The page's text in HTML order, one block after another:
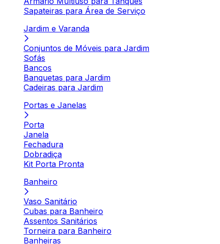
Sapateiras para Área de Serviço
Jardim e Varanda
Conjuntos de Móveis para Jardim
Sofás
Bancos
Banquetas para Jardim
Cadeiras para Jardim
Portas e Janelas
Porta
Janela
Fechadura
Dobradiça
Kit Porta Pronta
Banheiro
Vaso Sanitário
Cubas para Banheiro
Assentos Sanitários
Torneira para Banheiro
Banheiras